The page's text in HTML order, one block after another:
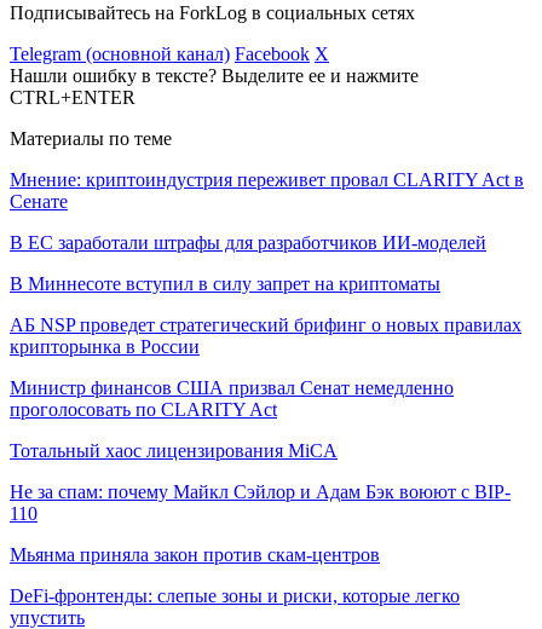
Подписывайтесь на ForkLog в социальных сетях
Telegram (основной канал) Facebook X
Нашли ошибку в тексте? Выделите ее и нажмите
CTRL+ENTER
Материалы по теме
Мнение: криптоиндустрия переживет провал CLARITY Act в
Сенате
В ЕС заработали штрафы для разработчиков ИИ-моделей
В Миннесоте вступил в силу запрет на криптоматы
АБ NSP проведет стратегический брифинг о новых правилах
крипторынка в России
Министр финансов США призвал Сенат немедленно
проголосовать по CLARITY Act
Тотальный хаос лицензирования MiCA
Не за спам: почему Майкл Сэйлор и Адам Бэк воюют с BIP-
110
Мьянма приняла закон против скам-центров
DeFi-фронтенды: слепые зоны и риски, которые легко
упустить